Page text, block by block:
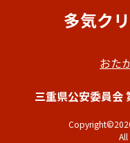
多気ク
おた
三重県公安委員会
All